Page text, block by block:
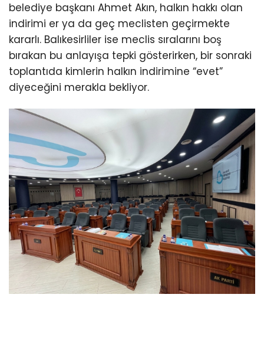
belediye başkanı Ahmet Akın, halkın hakkı olan
indirimi er ya da geç meclisten geçirmekte
kararlı. Balıkesirliler ise meclis sıralarını boş
bırakan bu anlayışa tepki gösterirken, bir sonraki
toplantıda kimlerin halkın indirimine “evet”
diyeceğini merakla bekliyor.